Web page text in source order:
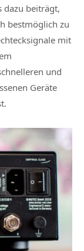
dazu beiträgt,
bestmöglich zu
mit
und
Geräte